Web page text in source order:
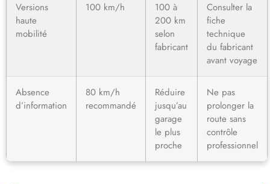
Versions
haute
mobilité
100 km/h
100 à
200 km
selon
fabricant
Consulter la
fiche
technique
du fabricant
avant voyage
Absence
d’information
80 km/h
recommandé
Réduire
jusqu’au
garage
le plus
proche
Ne pas
prolonger la
route sans
contrôle
professionnel